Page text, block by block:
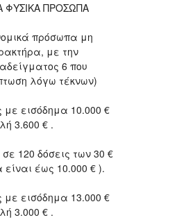
ΦΥΣΙΚΑ ΠΡΟΣΩΠΑ
πρόσωπα μη
με την
6 που
λόγω τέκνων)
με εισόδημα 10.000 €
3.600 € .
120 δόσεις των 30 €
είναι έως 10.000 € ).
εισόδημα 13.000 €
3.000 € .